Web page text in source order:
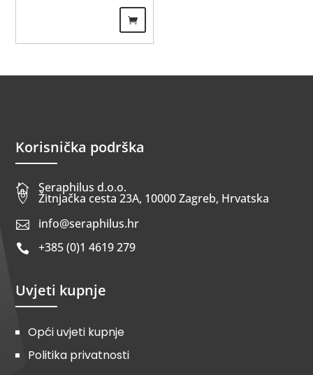
Korisnička podrška
 Seraphilus d.o.o.
 Žitnjačka cesta 23A, 10000 Zagreb, Hrvatska
 info@seraphilus.hr
 +385 (0)1 4619 279
Uvjeti kupnje
Opći uvjeti kupnje
Politika privatnosti